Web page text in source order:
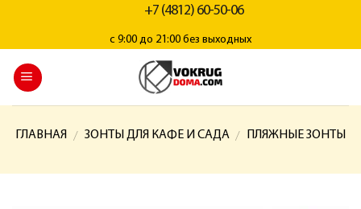
+7 (4812) 60-50-06
с 9:00 до 21:00 без выходных
ГЛАВНАЯ / ЗОНТЫ ДЛЯ КАФЕ И САДА / ПЛЯЖНЫЕ ЗОНТЫ